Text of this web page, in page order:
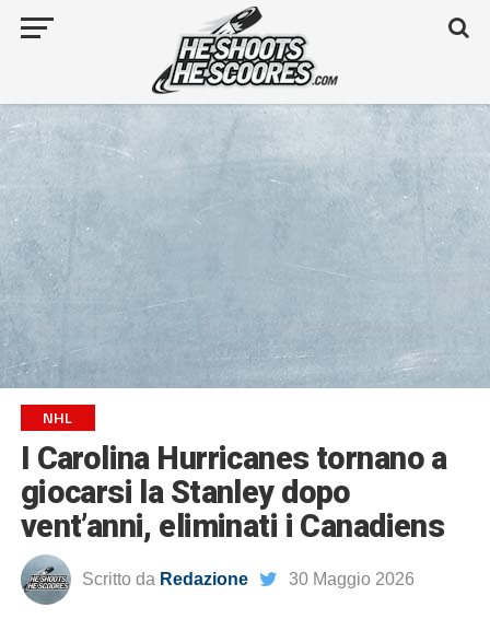
NHL
I Carolina Hurricanes tornano a
giocarsi la Stanley dopo
vent’anni, eliminati i Canadiens
Scritto da Redazione 30 Maggio 2026